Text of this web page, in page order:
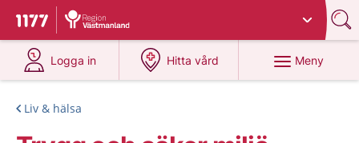
Till startsidan för 1177
Du har valt region
Logga in
på 1177.se
Hitta vård
på 1177.se
Meny
Liv & hälsa